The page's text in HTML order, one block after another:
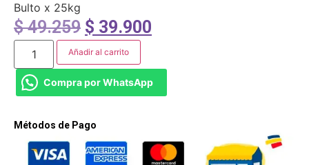
Bulto x 25kg
$49.259 $ 39.900
Añadir al carrito
Compra por WhatsApp
Métodos de Pago